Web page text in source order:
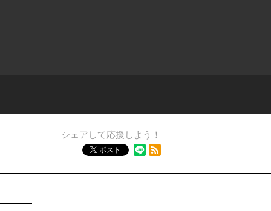
シェアして応援しよう！
ポスト